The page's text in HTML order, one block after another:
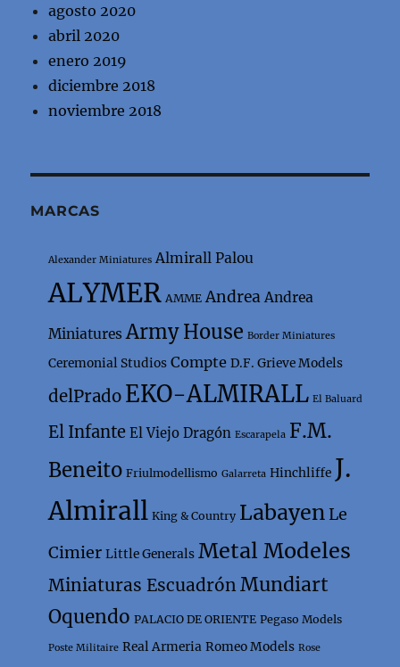
agosto 2020
abril 2020
enero 2019
diciembre 2018
noviembre 2018
MARCAS
Alexander Miniatures Almirall Palou
ALYMER AMME Andrea Andrea
Miniatures Army House Border Miniatures
Ceremonial Studios Compte D.F. Grieve Models
delPrado EKO-ALMIRALL El Baluard
El Infante El Viejo Dragón Escarapela F.M.
Beneito Friulmodellismo Galarreta Hinchliffe J.
Almirall King & Country Labayen Le
Cimier Little Generals Metal Modeles
Miniaturas Escuadrón Mundiart
Oquendo PALACIO DE ORIENTE Pegaso Models
Poste Militaire Real Armeria Romeo Models Rose